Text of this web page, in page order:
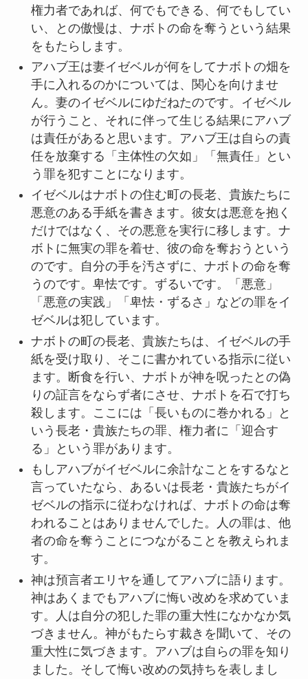
権力者であれば、何でもできる、何でもしてい
い、との傲慢は、ナボトの命を奪うという結果
をもたらします。
アハブ王は妻イゼベルが何をしてナボトの畑を
手に入れるのかについては、関心を向けませ
ん。妻のイゼベルにゆだねたのです。イゼベル
が行うこと、それに伴って生じる結果にアハブ
は責任があると思います。アハブ王は自らの責
任を放棄する「主体性の欠如」「無責任」とい
う罪を犯すことになります。
イゼベルはナボトの住む町の長老、貴族たちに
悪意のある手紙を書きます。彼女は悪意を抱く
だけではなく、その悪意を実行に移します。ナ
ボトに無実の罪を着せ、彼の命を奪おうという
のです。自分の手を汚さずに、ナボトの命を奪
うのです。卑怯です。ずるいです。「悪意」
「悪意の実践」「卑怯・ずるさ」などの罪をイ
ゼベルは犯しています。
ナボトの町の長老、貴族たちは、イゼベルの手
紙を受け取り、そこに書かれている指示に従い
ます。断食を行い、ナボトが神を呪ったとの偽
りの証言をならず者にさせ、ナボトを石で打ち
殺します。ここには「長いものに巻かれる」と
いう長老・貴族たちの罪、権力者に「迎合す
る」という罪があります。
もしアハブがイゼベルに余計なことをするなと
言っていたなら、あるいは長老・貴族たちがイ
ゼベルの指示に従わなければ、ナボトの命は奪
われることはありませんでした。人の罪は、他
者の命を奪うことにつながることを教えられま
す。
神は預言者エリヤを通してアハブに語ります。
神はあくまでもアハブに悔い改めを求めていま
す。人は自分の犯した罪の重大性になかなか気
づきません。神がもたらす裁きを聞いて、その
重大性に気づきます。アハブは自らの罪を知り
ました。そして悔い改めの気持ちを表しまし